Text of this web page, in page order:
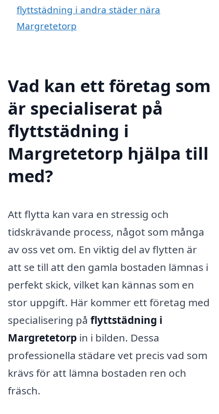
flyttstädning i andra städer nära
Margretetorp
Vad kan ett företag som
är specialiserat på
flyttstädning i
Margretetorp hjälpa till
med?
Att flytta kan vara en stressig och
tidskrävande process, något som många
av oss vet om. En viktig del av flytten är
att se till att den gamla bostaden lämnas i
perfekt skick, vilket kan kännas som en
stor uppgift. Här kommer ett företag med
specialisering på flyttstädning i
Margretetorp in i bilden. Dessa
professionella städare vet precis vad som
krävs för att lämna bostaden ren och
fräsch.